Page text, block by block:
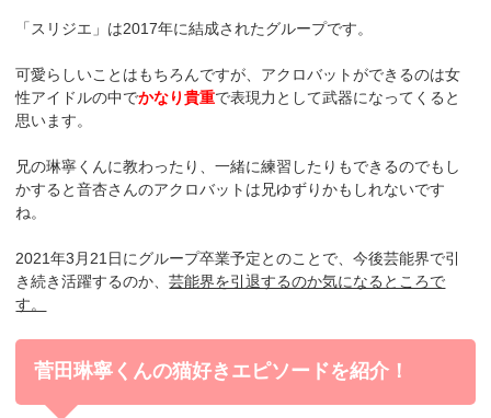
「スリジエ」は2017年に結成されたグループです。
可愛らしいことはもちろんですが、アクロバットができるのは女
性アイドルの中でかなり貴重で表現力として武器になってくると
思います。
兄の琳寧くんに教わったり、一緒に練習したりもできるのでもし
かすると音杏さんのアクロバットは兄ゆずりかもしれないです
ね。
2021年3月21日にグループ卒業予定とのことで、今後芸能界で引
き続き活躍するのか、芸能界を引退するのか気になるところで
す。
菅田琳寧くんの猫好きエピソードを紹介！